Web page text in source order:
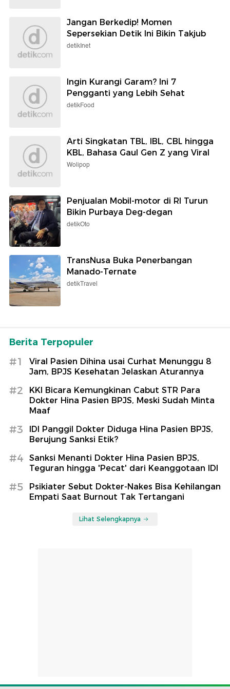
Jangan Berkedip! Momen
Sepersekian Detik Ini Bikin Takjub
detikInet
Ingin Kurangi Garam? Ini 7
Pengganti yang Lebih Sehat
detikFood
Arti Singkatan TBL, IBL, CBL hingga
KBL, Bahasa Gaul Gen Z yang Viral
Wolipop
Penjualan Mobil-motor di RI Turun
Bikin Purbaya Deg-degan
detikOto
TransNusa Buka Penerbangan
Manado-Ternate
detikTravel
Berita Terpopuler
#1
Viral Pasien Dihina usai Curhat Menunggu 8
Jam, BPJS Kesehatan Jelaskan Aturannya
#2
KKI Bicara Kemungkinan Cabut STR Para
Dokter Hina Pasien BPJS, Meski Sudah Minta
Maaf
#3
IDI Panggil Dokter Diduga Hina Pasien BPJS,
Berujung Sanksi Etik?
#4
Sanksi Menanti Dokter Hina Pasien BPJS,
Teguran hingga 'Pecat' dari Keanggotaan IDI
#5
Psikiater Sebut Dokter-Nakes Bisa Kehilangan
Empati Saat Burnout Tak Tertangani
Lihat Selengkapnya